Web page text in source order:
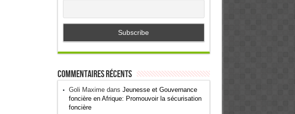
Commentaires récents
Goli Maximedans Jeunesse et Gouvernance
foncière en Afrique: Promouvoir la sécurisation
foncière